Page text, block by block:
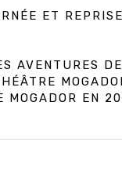
ET
AVENTURES
MOGADOR EN